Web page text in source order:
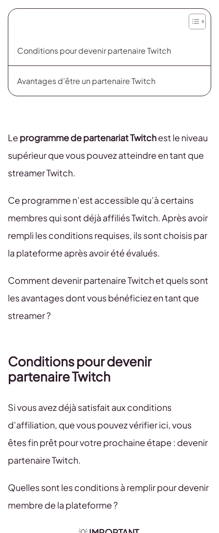
Conditions pour devenir partenaire Twitch
Avantages d’être un partenaire Twitch
Le programme de partenariat Twitchest le niveau
supérieur que vous pouvez atteindre en tant que
streamer Twitch.
Ce programme n’est accessible qu’à certains
membres qui sont déjà affiliés Twitch. Après avoir
rempli les conditions requises, ils sont choisis par
la plateforme après avoir été évalués.
Comment devenir partenaire Twitch et quels sont
les avantages dont vous bénéficiez en tant que
streamer ?
Conditions pour devenir
partenaire Twitch
Si vous avez déjà satisfait aux conditions
d’affiliation, que vous pouvez vérifier ici, vous
êtes fin prêt pour votre prochaine étape : devenir
partenaire Twitch.
Quelles sont les conditions à remplir pour devenir
membre de la plateforme ?